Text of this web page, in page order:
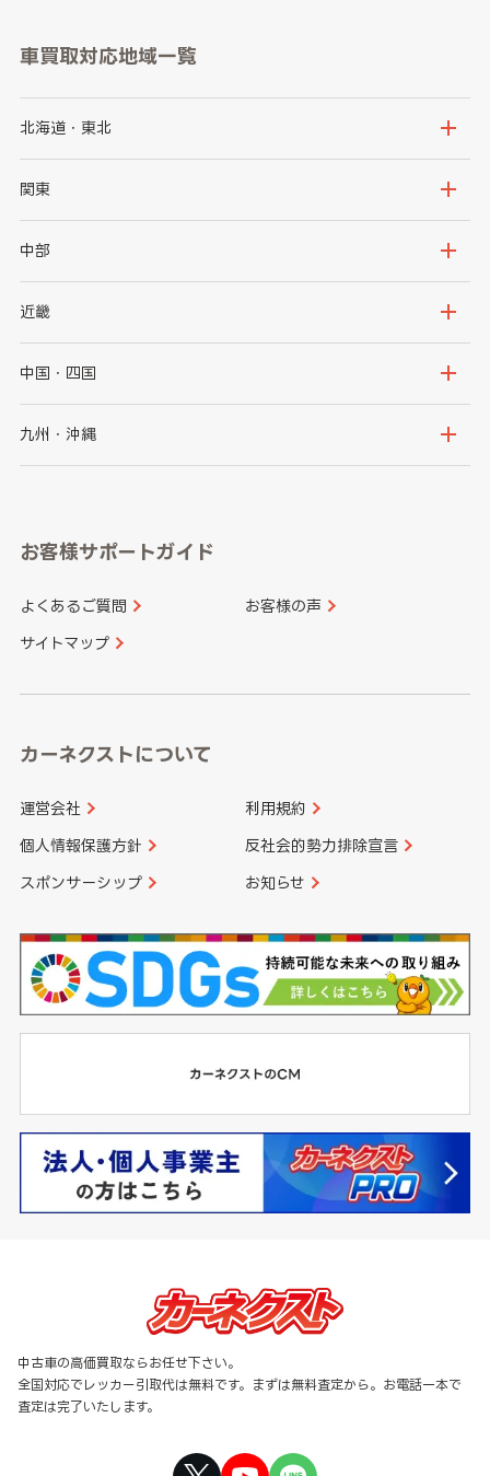
車買取対応地域一覧
北海道・東北
北海道
岩手県
秋田県
関東
茨城県
群馬県
千葉県
中部
新潟県
石川県
山梨県
愛知県
近畿
大阪府
京都府
和歌山県
中国・四国
鳥取県
山口県
香川県 愛媛県
九州・沖縄
長崎県
大分県 宮崎県
お客様サポートガイド
よくあるご質問 お客様の声
サイトマップ
カーネクストについて
運営会社 利用規約
個人情報保護方針 反社会的勢力排除宣言
スポンサーシップ お知らせ
中古車の高価買取ならお任せ下さい。
全国対応でレッカー引取代は無料です。まずは無料査定から。お電話一本で
査定は完了いたします。